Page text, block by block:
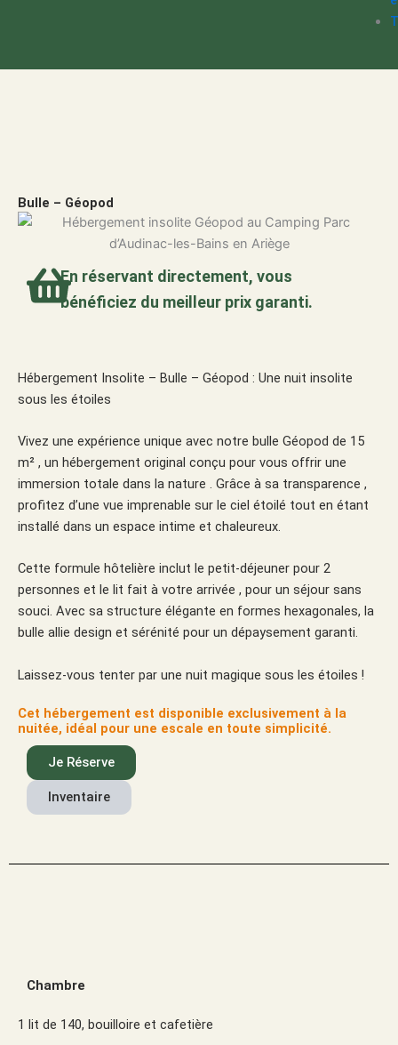
Bulle – Géopod
En réservant directement, vous
bénéficiez du meilleur prix garanti.
Hébergement Insolite – Bulle – Géopod : Une nuit insolite
sous les étoiles
Vivez une expérience unique avec notre bulle Géopod de 15
m² , un hébergement original conçu pour vous offrir une
immersion totale dans la nature . Grâce à sa transparence ,
profitez d’une vue imprenable sur le ciel étoilé tout en étant
installé dans un espace intime et chaleureux.
Cette formule hôtelière inclut le petit-déjeuner pour 2
personnes et le lit fait à votre arrivée , pour un séjour sans
souci. Avec sa structure élégante en formes hexagonales, la
bulle allie design et sérénité pour un dépaysement garanti.
Laissez-vous tenter par une nuit magique sous les étoiles !
Cet hébergement est disponible exclusivement à la
nuitée, idéal pour une escale en toute simplicité.
Je Réserve
Inventaire
Chambre
1 lit de 140, bouilloire et cafetière